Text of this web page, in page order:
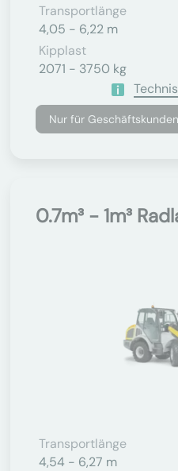
Transportlänge
4,05 - 6,22 m
Kipplast
2071 - 3750 kg
Nur für Geschäftskunden
0.7m³ - 1m³
Transportlänge
4,54 - 6,27 m